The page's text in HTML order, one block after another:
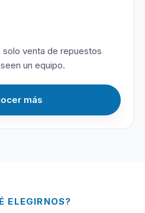
venta de repuestos
un equipo.
más
ELEGIRNOS?